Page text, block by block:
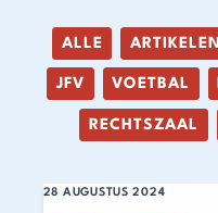
ALLE ARTIKELEN
JFV VOETBAL
RECHTSZAAL
28 AUGUSTUS 2024